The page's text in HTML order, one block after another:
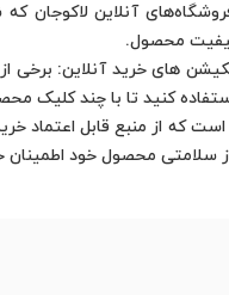
آنلاین لاکوجان
محصول.
های خرید آنلاین:
کنید تا با چند کلیک
که از منبع قابل اعتماد
از سلامتی محصول خود اطمینان